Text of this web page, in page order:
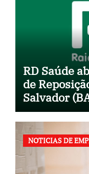
RD Saúde
de
Salvador
NOTICIAS DE